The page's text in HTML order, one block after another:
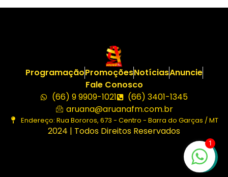
ProgramaçãoPromoçõesNotíciasAnuncie
Fale Conosco
(66) 9 9909-1021
(66) 3401-1345
aruana@aruanafm.com.br
Endereço: Rua Bororos, 673 - Centro - Barra do Garças / MT
2024 | Todos Direitos Reservados
1